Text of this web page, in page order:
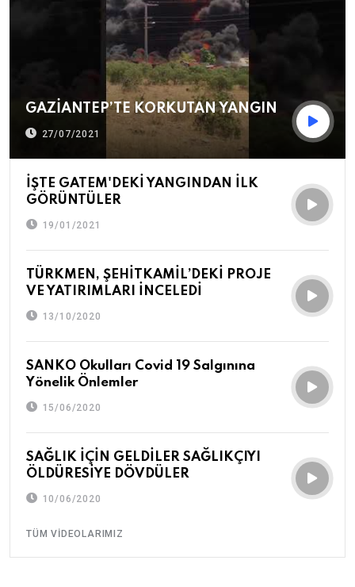
GAZİANTEP’TE KORKUTAN YANGIN
27/07/2021
İŞTE GATEM'DEKİ YANGINDAN İLK
GÖRÜNTÜLER
19/01/2021
TÜRKMEN, ŞEHİTKAMİL’DEKİ PROJE
VE YATIRIMLARI İNCELEDİ
13/10/2020
SANKO Okulları Covid 19 Salgınına
Yönelik Önlemler
15/06/2020
SAĞLIK İÇİN GELDİLER SAĞLIKÇIYI
ÖLDÜRESİYE DÖVDÜLER
10/06/2020
TÜM VIDEOLARIMIZ